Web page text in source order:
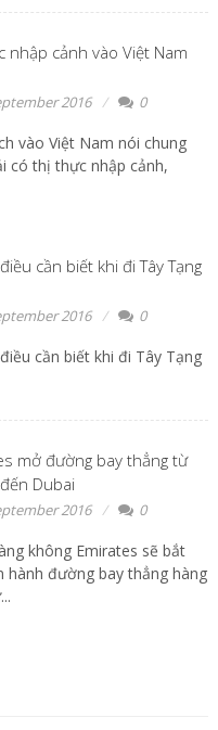
nhập cảnh vào Việt Nam
2016 0
vào Việt Nam nói chung
có thị thực nhập cảnh,
cần biết khi đi Tây Tạng
2016 0
cần biết khi đi Tây Tạng
mở đường bay thẳng từ
Dubai
2016 0
không Emirates sẽ bắt
hành đường bay thẳng hàng